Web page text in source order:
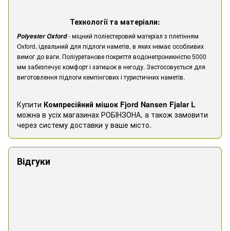
Технології та матеріали:
Polyester Oxford- міцний поліестеровий матеріал з плетінням
Oxford, ідеальний для підлоги наметів, в яких немає особливих
вимог до ваги. Поліуретанове покриття водонепроникністю 5000
мм забезпечує комфорт і затишок в негоду. Застосовується для
виготовлення підлоги кемпінгових і туристичних наметів.
Купити Компресійний мішок Fjord Nansen Fjalar L
можна в усіх магазинах РОБІНЗОНА, а також замовити
через систему доставки у ваше місто.
Відгуки